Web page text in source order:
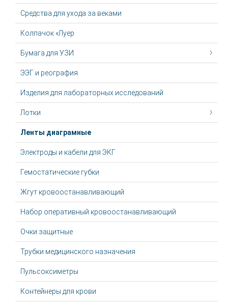
Средства для ухода за веками
Колпачок «Луер
Бумага для УЗИ
ЭЭГ и реография
Изделия для лабораторных исследований
Лотки
Ленты диаграмные
Электроды и кабели для ЭКГ
Гемостатические губки
Жгут крoвooстaнaвливaющий
Набор оперативный кровоостанавливающий
Очки защитные
Трубки медицинского назначения
Пульсоксиметры
Контейнеры для крови